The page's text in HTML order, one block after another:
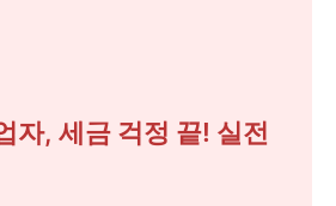
자, 세금 걱정 끝! 실전